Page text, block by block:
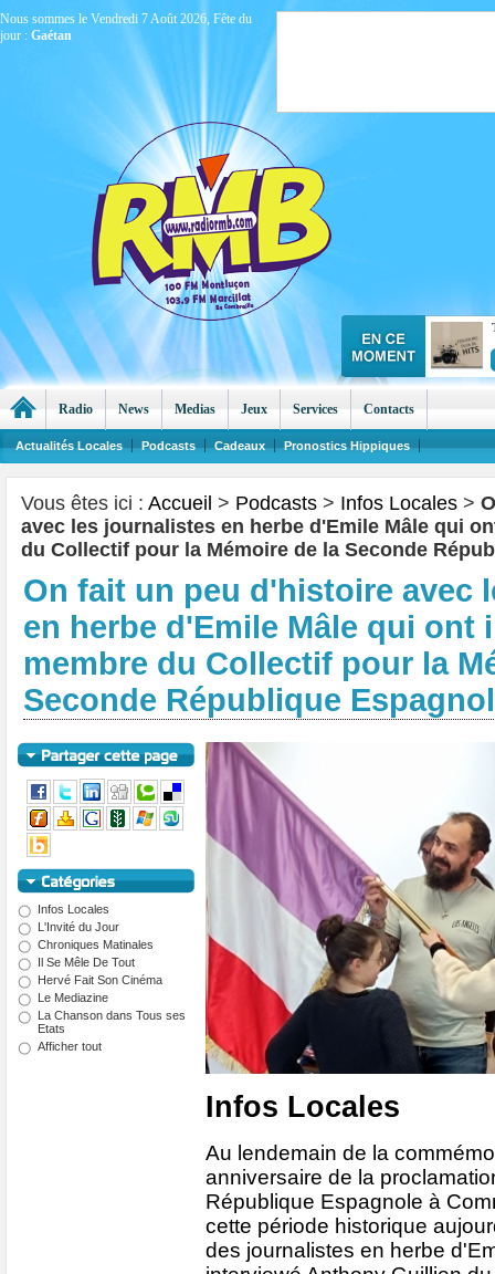
Vous êtes ici : Accueil > Podcasts > Infos Locales >
avec les journalistes en herbe d'Emile Mâle qui
du Collectif pour la Mémoire de la Seconde
On fait un peu d'histoire avec
en herbe d'Emile Mâle qui ont
membre du Collectif pour la
Seconde République
Infos Locales
Au lendemain de la
anniversaire de la
République Espagnole à
cette période historique
des journalistes en herbe
Infos Locales
L'Invité du Jour
Chroniques Matinales
Il Se Mêle De Tout
Hervé Fait Son Cinéma
Le Mediazine
La Chanson dans Tous ses
Etats
Afficher tout
Radio News Medias Jeux Services Contacts
Actualités Locales Podcasts Cadeaux Pronostics Hippiques
Nous sommes le Vendredi 7 Août 2026, Fête du
jour : Gaétan